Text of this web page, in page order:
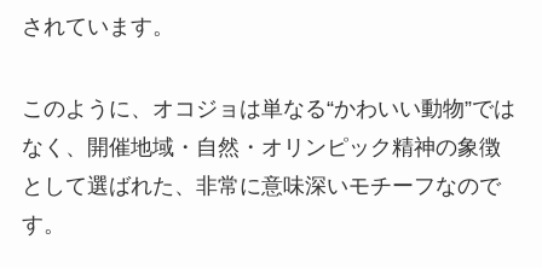
されています。
このように、オコジョは単なる“かわいい動物”では
なく、開催地域・自然・オリンピック精神の象徴
として選ばれた、非常に意味深いモチーフなので
す。